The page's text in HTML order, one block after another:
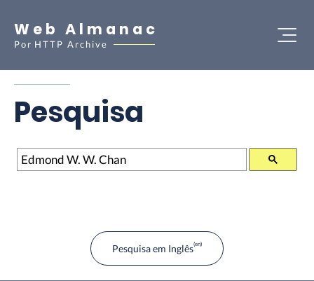
Web Almanac
Por HTTP Archive
Pesquisa
Pesquisa
Pesquisa em Inglês